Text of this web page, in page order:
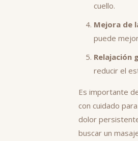
cuello.
Mejora de
puede
Relajación
reducir el
Es importante
con cuidado
dolor
buscar un